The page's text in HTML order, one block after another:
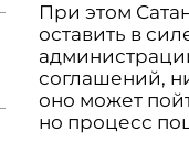
При этом
оставить в
соглашений,
оно может
но процесс